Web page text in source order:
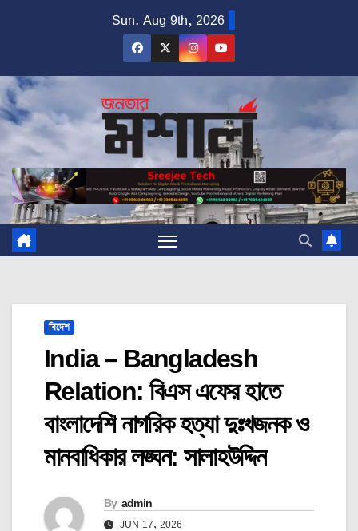
Sun. Aug 9th, 2026
বিদেশ
India – Bangladesh
Relation: বিএস এফের হাতে
বাংলাদেশি নাগরিক হত্যা দুঃখজনক ও
মানবাধিকার লঙ্ঘন: সালাহউদ্দিন
By admin
JUN 17, 2026